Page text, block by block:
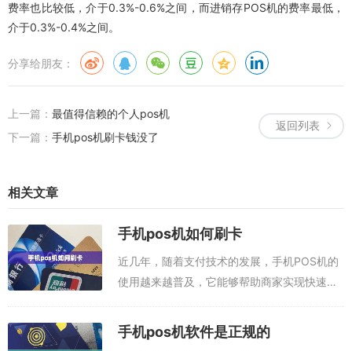
费率也比较低，介于0.3%-0.6%之间，而进销存POS机的费率最低，
介于0.3%-0.4%之间。
分享给朋友：
返回列表
上一篇： 最值得信赖的个人pos机
下一篇： 手机pos机刷卡钱没了
相关文章
手机pos机如何刷卡
近几年，随着支付技术的发展，手机POS机的
使用越来越普及，它能够帮助商家实现快速的
为大家介绍手机POS机刷卡的具体方法。本文
推荐刷信用卡app，任选其一即可：...
手机pos机软件是正规的